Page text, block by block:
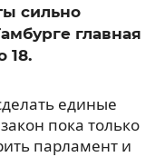
сильно
главная
18.
единые
пока только
парламент и